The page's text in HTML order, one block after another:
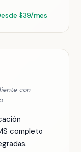
$39/mes
con
completo